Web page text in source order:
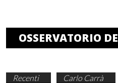
OSSERVATORIO
Recenti Carlo Carrà